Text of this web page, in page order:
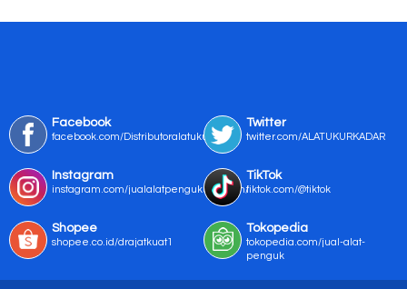
Facebook
facebook.com/Distributoralatukur
Twitter
twitter.com/ALATUKURKADAR
Instagram
instagram.com/jualalatpengukurmurah/
TikTok
tiktok.com/@tiktok
Shopee
shopee.co.id/drajatkuat1
Tokopedia
tokopedia.com/jual-alat-
penguk